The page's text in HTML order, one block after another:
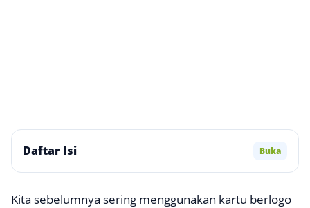
Daftar Isi Buka
Kita sebelumnya sering menggunakan kartu berlogo